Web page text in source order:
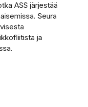
ASS järjestää
Seura
ja